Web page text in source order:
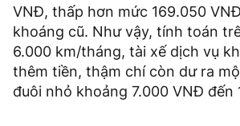
VNĐ, thấp hơn mức 169.050
khoáng cũ. Như vậy, tính toán
6.000 km/tháng, tài xế dịch vụ
thêm tiền, thậm chí còn dư ra
đuôi nhỏ khoảng 7.000 VNĐ đến